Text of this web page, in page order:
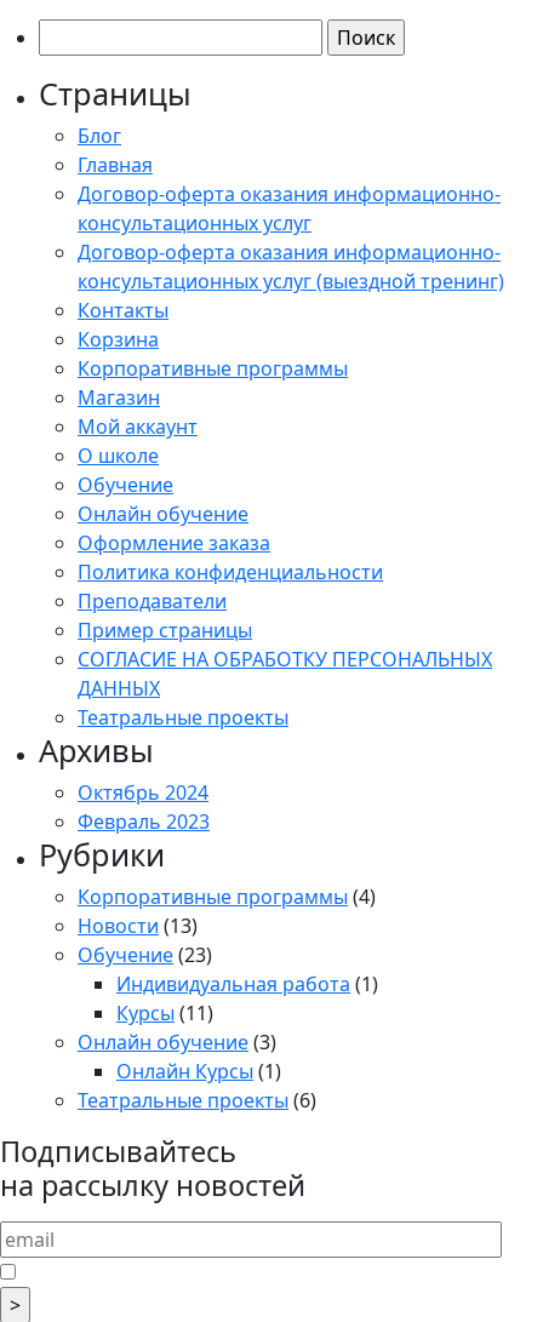
Страницы
Блог
Главная
Договор-оферта оказания информационно-
консультационных услуг
Договор-оферта оказания информационно-
консультационных услуг (выездной тренинг)
Контакты
Корзина
Корпоративные программы
Магазин
Мой аккаунт
О школе
Обучение
Онлайн обучение
Оформление заказа
Политика конфиденциальности
Преподаватели
Пример страницы
СОГЛАСИЕ НА ОБРАБОТКУ ПЕРСОНАЛЬНЫХ
ДАННЫХ
Театральные проекты
Архивы
Октябрь 2024
Февраль 2023
Рубрики
Корпоративные программы (4)
Новости (13)
Обучение(23)
Индивидуальная работа (1)
Курсы (11)
Онлайн обучение(3)
Онлайн Курсы (1)
Театральные проекты (6)
Подписывайтесь
на рассылку новостей